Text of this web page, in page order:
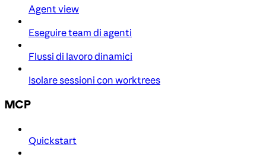
Agent view
Eseguire team di agenti
Flussi di lavoro dinamici
Isolare sessioni con worktrees
MCP
Quickstart